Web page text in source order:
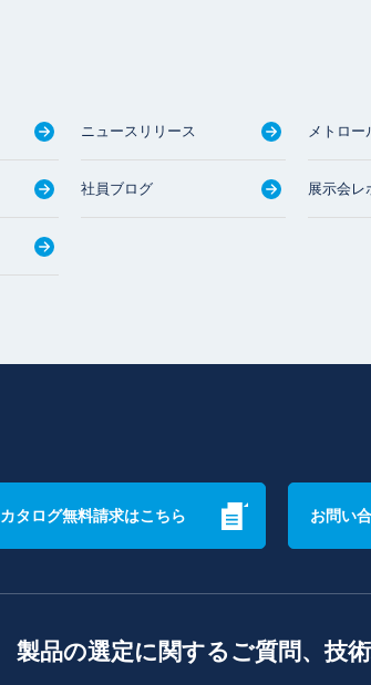
ニュースリリース メトロー
社員ブログ 展示会レ
カタログ無料請求はこちら お問い
製品の選定に関するご質問、技